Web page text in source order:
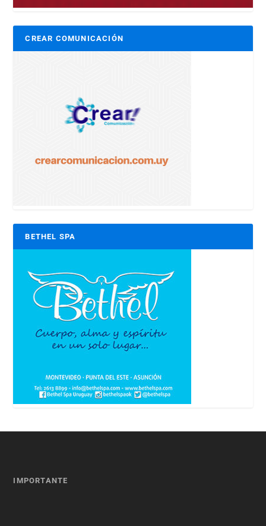
CREAR COMUNICACIÓN
BETHEL SPA
IMPORTANTE